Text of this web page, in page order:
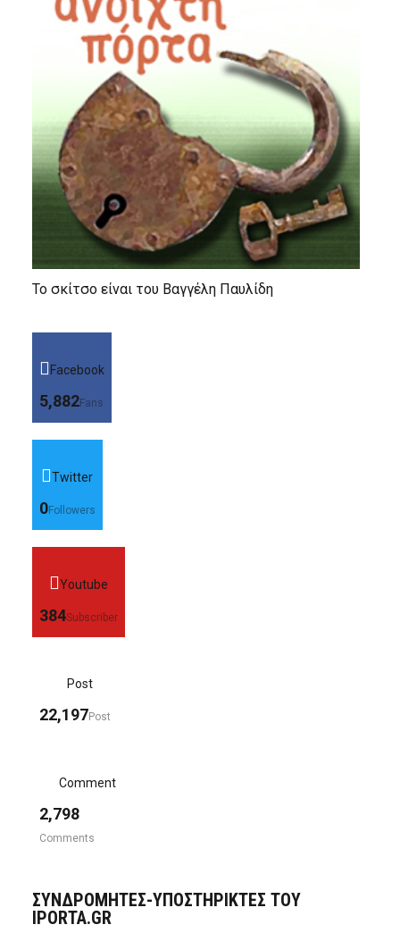
Το σκίτσο είναι του Βαγγέλη Παυλίδη
Facebook
5,882Fans
Twitter
0Followers
Youtube
384Subscriber
Post
22,197Post
Comment
2,798
Comments
ΣΥΝΔΡΟΜΗΤΈΣ-ΥΠΟΣΤΗΡΙΚΤΈΣ ΤΟΥ
IPORTA.GR